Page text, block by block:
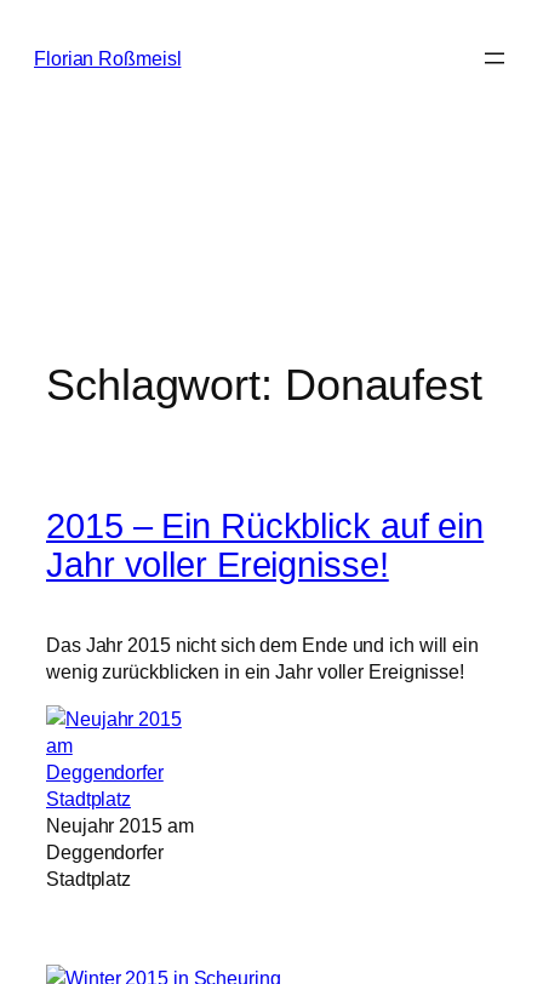
Inhalt
Florian Roßmeisl
Schlagwort: Donaufest
2015 – Ein Rückblick auf ein
Jahr voller Ereignisse!
Das Jahr 2015 nicht sich dem Ende und ich will ein
wenig zurückblicken in ein Jahr voller Ereignisse!
Neujahr 2015 am
Deggendorfer
Stadtplatz